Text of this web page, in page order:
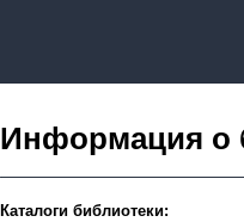
Информация о
Каталоги библиотеки: